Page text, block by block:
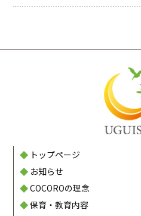
トップページ
お知らせ
COCOROの理念
保育・教育内容